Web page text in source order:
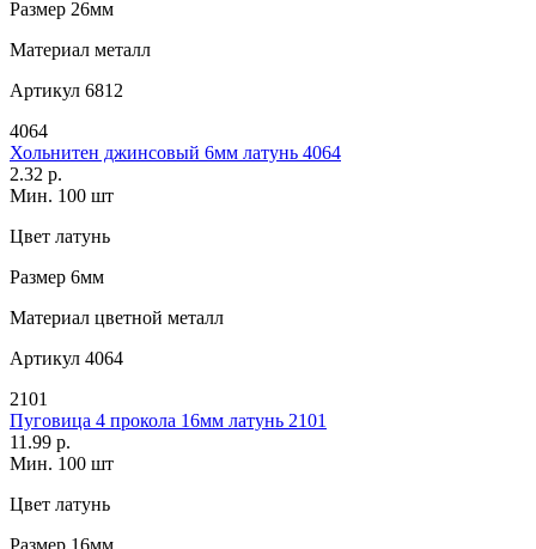
Размер 26мм
Материал металл
Артикул 6812
4064
Хольнитен джинсовый 6мм латунь 4064
2.32 р.
Мин. 100 шт
Цвет латунь
Размер 6мм
Материал цветной металл
Артикул 4064
2101
Пуговица 4 прокола 16мм латунь 2101
11.99 р.
Мин. 100 шт
Цвет латунь
Размер 16мм